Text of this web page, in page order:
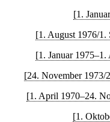
[1.
[1. August 1976/1.
[1. Januar
[24. November 1973/
[1. April 1970–24.
[1.